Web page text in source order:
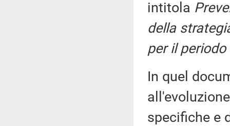
intitola
della
per il
In quel
specifiche e